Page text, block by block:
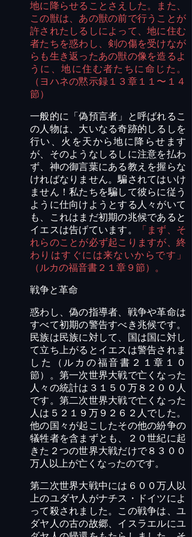
地に降らせることさえした。また、
この獣は、あの獣の前で行うことが
許されたしるしによって、地に住む
者たちを惑わし、剣の傷を受けなが
らも生き返ったあの獣の像を造るよ
うに、地に住む者たちに命じた。
（ヨハネの黙示録１３章１１〜１４
節）
一般的に「偽預言者」と呼ばれるこ
の人物は、大いなる奇跡的しるしを
行い、火を天から地に降らせます
が、そのようなしるし に注意を払わ
ず 、神の御言葉にある教えを握らな
ければなりません。騙されてはいけ
ません！私たちを騙して彼らに従う
ように仕向けようとする人々がいて
も、これはまだ初期の兆候であると
イエスは告げています。
「まず、そ
れらのことが必ず起こりますが、終
わりはすぐには来ないからです」
（ルカの福音書２１章９節）。
戦争と革命
惑わし、偽の指導者、戦争や革命は
すべて初期の警告すべき兆候です。
民族は民族に対して、国は国に対し
て立ち上がると イエスは警告されま
した（ルカの福音書２１章１０
節）。第一次世界大戦で亡くなった
人々の統計は３１５０万８２００人
です。第二次世界大戦で亡くなった
人は５２１９万９２６２人でした。
他の国々が起こしたその他の紛争の
犠牲者を含まずとも、
２０世紀に起
きた２つの世界大戦だけで８３００
万人以上が亡くなったのです。
第二次世界大戦中には６００万人以
上のユダヤ人がナチス ・ドイツによ
って殺されました。 この戦争は、ユ
ダヤ人の古の故郷、イスラエルにユ